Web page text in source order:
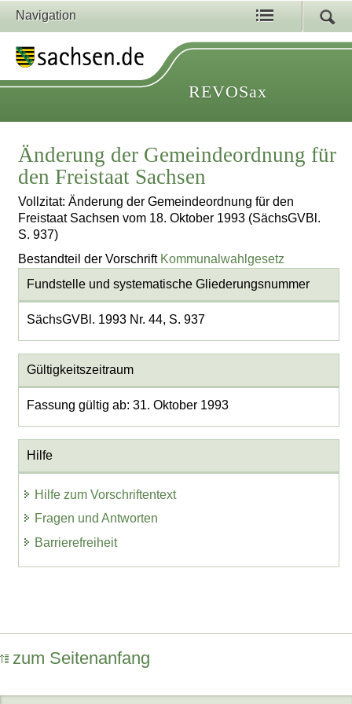
Navigation
REVOSax
Änderung der Gemeindeordnung für
den Freistaat Sachsen
Vollzitat: Änderung der Gemeindeordnung für den
Freistaat Sachsen vom 18. Oktober 1993 (SächsGVBl.
S. 937)
Bestandteil der Vorschrift Kommunalwahlgesetz
Fundstelle und systematische Gliederungsnummer
SächsGVBl. 1993 Nr. 44, S. 937
Gültigkeitszeitraum
Fassung gültig ab: 31. Oktober 1993
Hilfe
Hilfe zum Vorschriftentext
Fragen und Antworten
Barrierefreiheit
zum Seitenanfang